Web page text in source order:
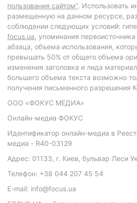
пользования сайтом". Использовать
размещенную на данном ресурсе,
соблюдении следующих условий:
focus.ua, упоминания
абзаца, объема использования,
превышать 50% от общего объема
изменения заголовка и лида
большего объема текста возможно
получения письменного разрешения
ООО «ФОКУС МЕДИА»
Онлайн-медиа ФОКУС
Идентификатор онлайн-медиа в
медиа - R40-03129
Адрес: 01133, г. Киев, бульвар Леси
Телефон: +38 044 207 45 54
E-mail: info@focus.ua